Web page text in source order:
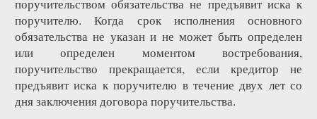
поручительством обязательства не предъявит иска к
поручителю. Когда срок исполнения основного
обязательства не указан и не может быть определен
или определен моментом востребования,
поручительство прекращается, если кредитор не
предъявит иска к поручителю в течение двух лет со
дня заключения договора поручительства.